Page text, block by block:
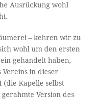
Ausrückung wohl
– kehren wir zu
wohl um den ersten
gehandelt haben,
in dieser
(die Kapelle selbst
Version des